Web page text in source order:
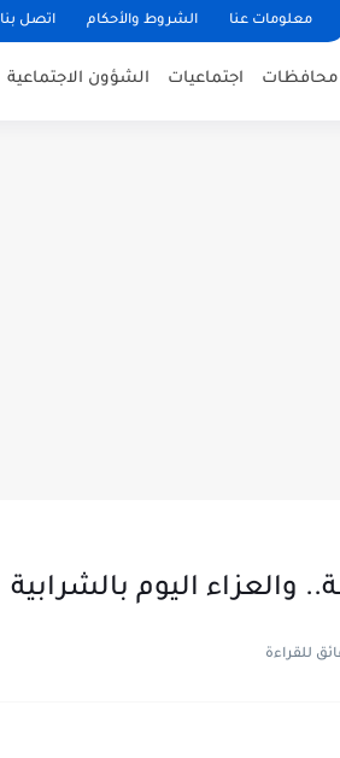
معلومات عنا الشروط والأحكام اتصل بنا
محافظات اجتماعيات الشؤون الاجتماعية
اليوم بالشرابية